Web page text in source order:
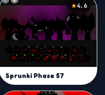
4.6
Sprunki Phase 57